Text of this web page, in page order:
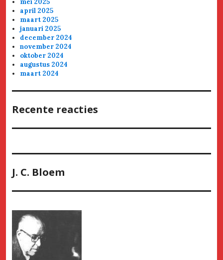
mei 2025
april 2025
maart 2025
januari 2025
december 2024
november 2024
oktober 2024
augustus 2024
maart 2024
Recente reacties
J. C. Bloem